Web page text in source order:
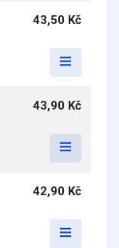
43,50 Kč
43,90 Kč
42,90 Kč